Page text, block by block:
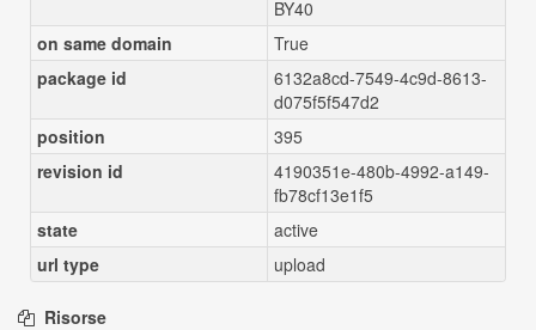
BY40
on same domain
True
package id
6132a8cd-7549-4c9d-8613-
d075f5f547d2
position
395
revision id
4190351e-480b-4992-a149-
fb78cf13e1f5
state
active
url type
upload
Risorse